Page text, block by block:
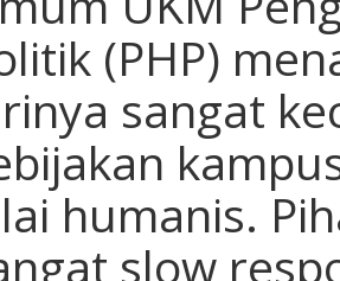
(PHP)
sangat
humanis.
slow